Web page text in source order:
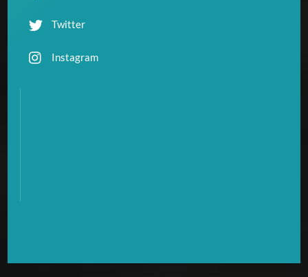
Twitter
Instagram